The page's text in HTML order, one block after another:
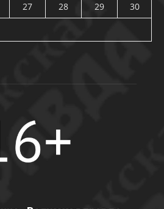
27 28 29
30